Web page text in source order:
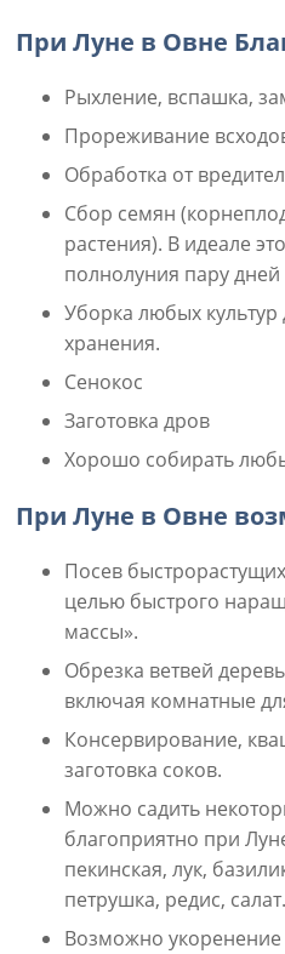
При Луне в Овне
Рыхление, вспашка,
Прореживание
Обработка от
Сбор семян
растения). В идеале
полнолуния пару дней
Уборка любых культур
хранения.
Сенокос
Заготовка дров
Хорошо собирать
При Луне в Овне
Посев
целью быстрого
массы».
Обрезка ветвей
включая комнатные
Консервирование,
заготовка соков.
Можно садить
благоприятно при
пекинская, лук,
петрушка, редис, салат.
Возможно